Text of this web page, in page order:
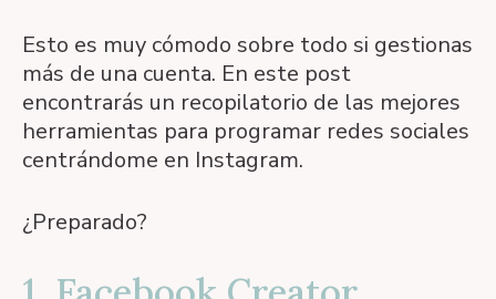
Esto es muy cómodo sobre todo si gestionas
más de una cuenta. En este post
encontrarás un recopilatorio de las mejores
herramientas para programar redes sociales
centrándome en Instagram.
¿Preparado?